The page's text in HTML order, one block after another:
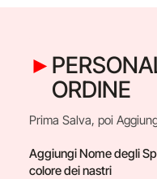
ORDINE
Prima Salva, poi
Aggiungi Nome degli
colore dei nastri